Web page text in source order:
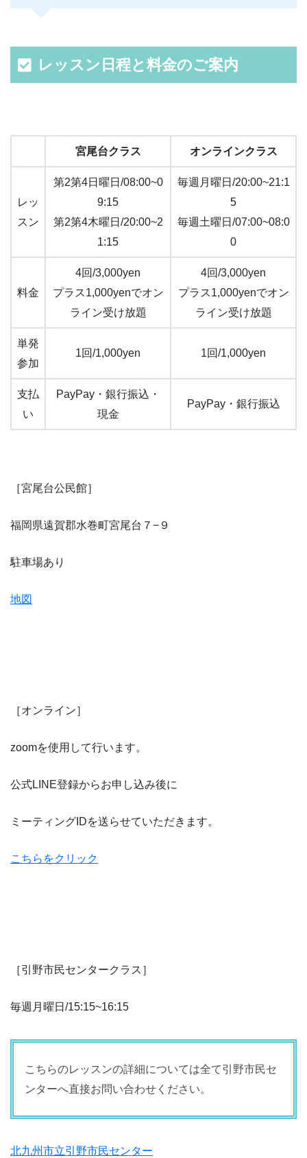
レッスン日程と料金のご案内
宮尾台クラス オンラインクラス
レッ
スン
第2第4日曜日/08:00~0
9:15
第2第4木曜日/20:00~2
1:15
毎週月曜日/20:00~21:1
5
毎週土曜日/07:00~08:0
0
料金
4回/3,000yen
プラス1,000yenでオン
ライン受け放題
4回/3,000yen
プラス1,000yenでオン
ライン受け放題
単発
参加
1回/1,000yen 1回/1,000yen
支払
い
PayPay・銀行振込・
現金
PayPay・銀行振込
［宮尾台公民館］
福岡県遠賀郡水巻町宮尾台７−９
駐車場あり
地図
［オンライン］
zoomを使用して行います。
公式LINE登録からお申し込み後に
ミーティングIDを送らせていただきます。
こちらをクリック
［引野市民センタークラス］
毎週月曜日/15:15~16:15
こちらのレッスンの詳細については全て引野市民セ
ンターへ直接お問い合わせください。
北九州市立引野市民センター